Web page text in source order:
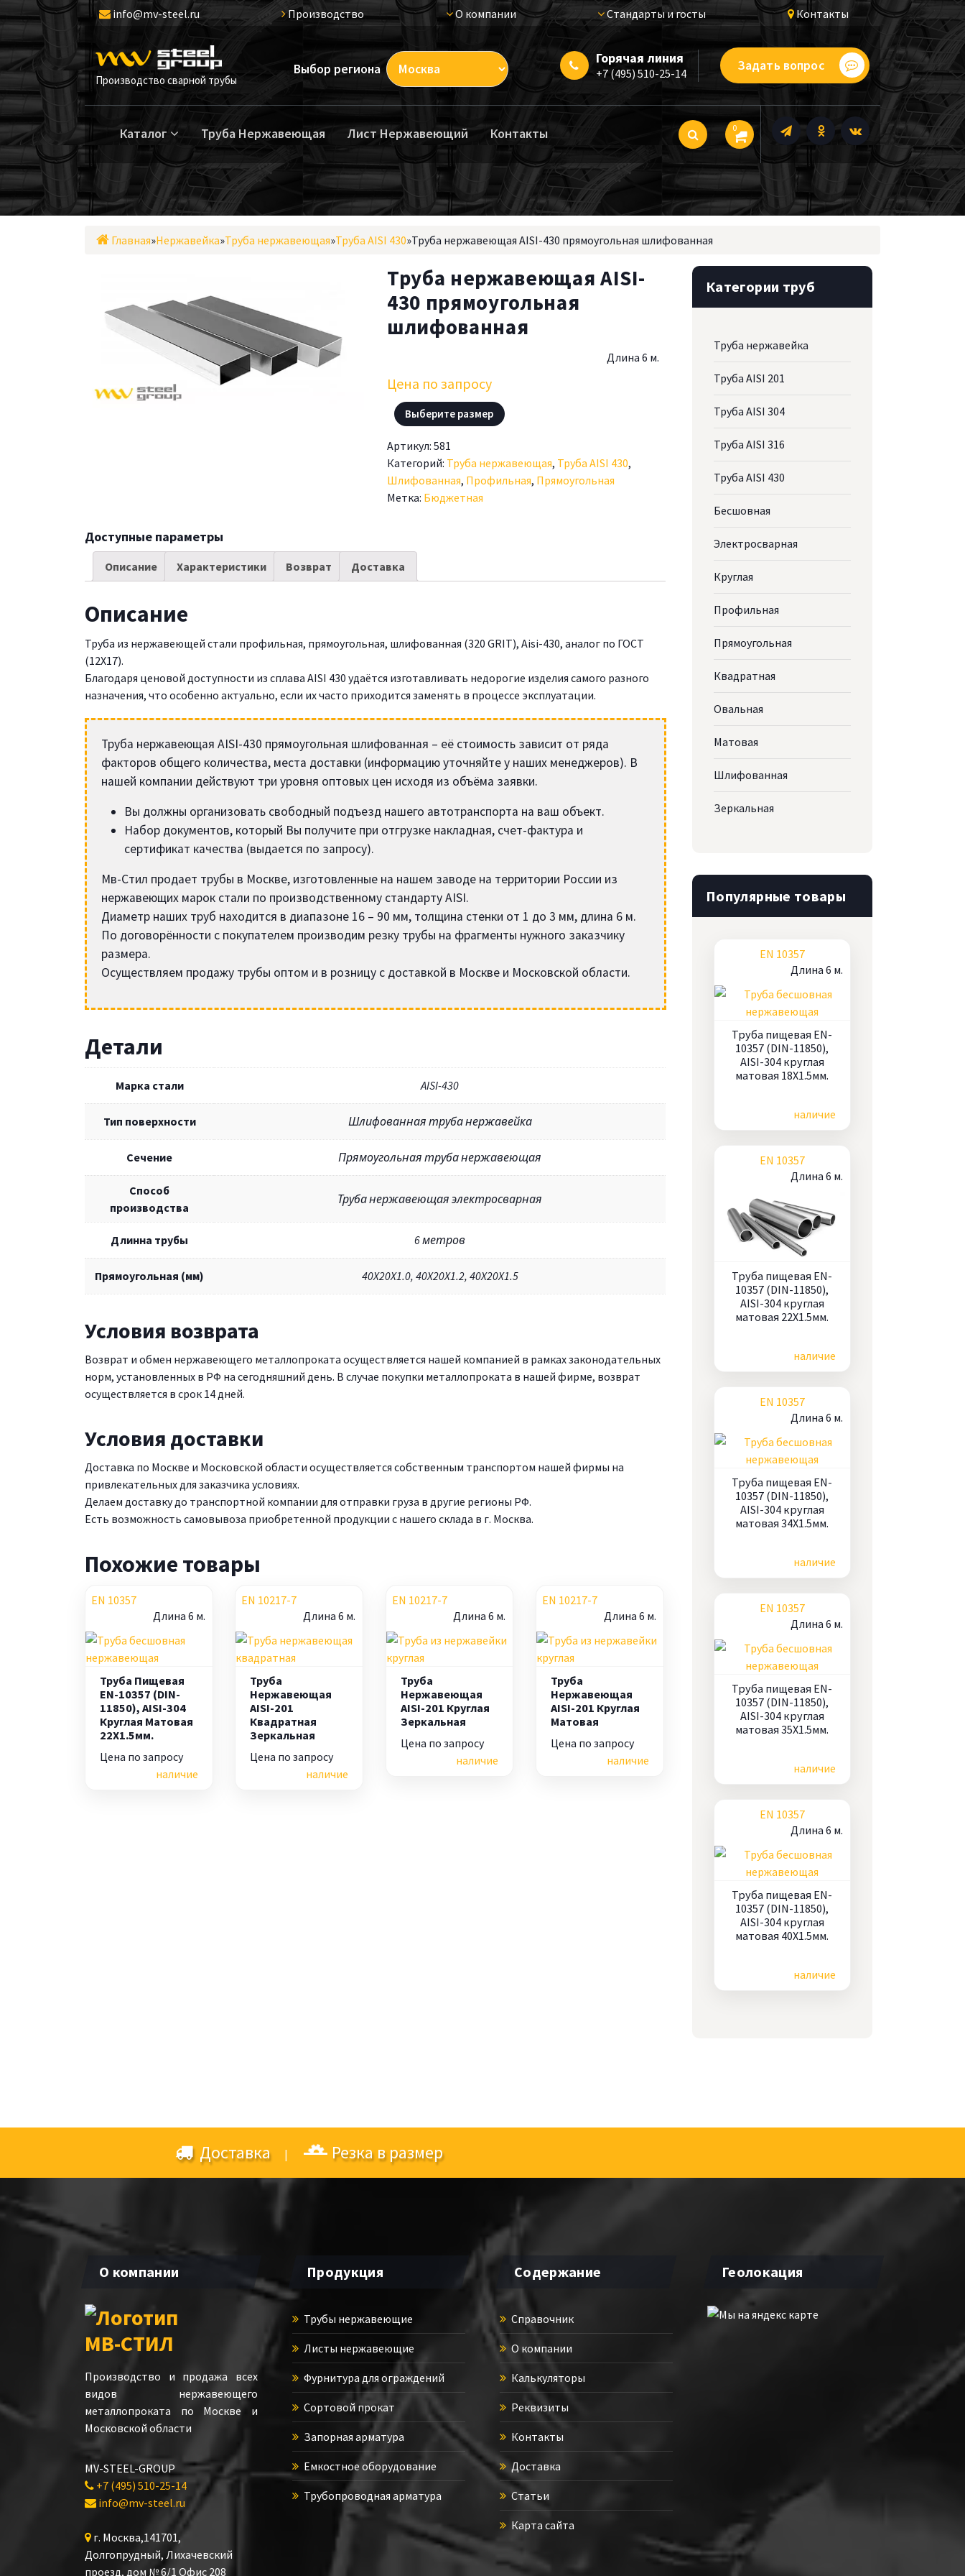
Перейти
к
содержимому
info@mv-steel.ru Производство О компании Стандарты и госты Контакты
Производство сварной трубы
Горячая линия
+7 (495) 510-25-14 Задать вопрос
Выбор региона
Каталог Труба Нержавеющая Лист Нержавеющий Контакты 0
Главная»Нержавейка»Труба нержавеющая»Труба AISI 430»Труба нержавеющая AISI-430 прямоугольная шлифованная
Труба нержавеющая AISI-
430 прямоугольная
шлифованная
Длина 6 м.
Цена по запросу
Выберите размер
Артикул:581
Категорий: Труба нержавеющая, Труба AISI 430,
Шлифованная, Профильная, Прямоугольная
Метка: Бюджетная
Доступные параметры
Описание Характеристики Возврат Доставка
Описание
Труба из нержавеющей стали профильная, прямоугольная, шлифованная (320 GRIT), Aisi-430, аналог по ГОСТ
(12Х17).
Благодаря ценовой доступности из сплава AISI 430 удаётся изготавливать недорогие изделия самого разного
назначения, что особенно актуально, если их часто приходится заменять в процессе эксплуатации.
Труба нержавеющая AISI-430 прямоугольная шлифованная – её стоимость зависит от ряда
факторов общего количества, места доставки (информацию уточняйте у наших менеджеров). В
нашей компании действуют три уровня оптовых цен исходя из объёма заявки.
Вы должны организовать свободный подъезд нашего автотранспорта на ваш объект.
Набор документов, который Вы получите при отгрузке накладная, счет-фактура и
сертификат качества (выдается по запросу).
Мв-Стил продает трубы в Москве, изготовленные на нашем заводе на территории России из
нержавеющих марок стали по производственному стандарту AISI.
Диаметр наших труб находится в диапазоне 16 – 90 мм, толщина стенки от 1 до 3 мм, длина 6 м.
По договорённости с покупателем производим резку трубы на фрагменты нужного заказчику
размера.
Осуществляем продажу трубы оптом и в розницу с доставкой в Москве и Московской области.
Детали
Марка стали AISI-430
Тип поверхности Шлифованная труба нержавейка
Сечение Прямоугольная труба нержавеющая
Способ
производства
Труба нержавеющая электросварная
Длинна трубы 6 метров
Прямоугольная (мм) 40X20X1.0, 40X20X1.2, 40X20X1.5
Условия возврата
Возврат и обмен нержавеющего металлопроката осуществляется нашей компанией в рамках законодательных
норм, установленных в РФ на сегодняшний день. В случае покупки металлопроката в нашей фирме, возврат
осуществляется в срок 14 дней.
Условия доставки
Доставка по Москве и Московской области осуществляется собственным транспортом нашей фирмы на
привлекательных для заказчика условиях.
Делаем доставку до транспортной компании для отправки груза в другие регионы РФ.
Есть возможность самовывоза приобретенной продукции с нашего склада в г. Москва.
Похожие товары
EN 10357
Длина 6 м.
Труба Пищевая
EN-10357 (DIN-
11850), AISI-304
Круглая Матовая
22X1.5мм.
Цена по запросу
наличие
EN 10217-7
Длина 6 м.
Труба
Нержавеющая
AISI-201
Квадратная
Зеркальная
Цена по запросу
наличие
EN 10217-7
Длина 6 м.
Труба
Нержавеющая
AISI-201 Круглая
Зеркальная
Цена по запросу
наличие
EN 10217-7
Длина 6 м.
Труба
Нержавеющая
AISI-201 Круглая
Матовая
Цена по запросу
наличие
Категории труб
Труба нержавейка
Труба AISI 201
Труба AISI 304
Труба AISI 316
Труба AISI 430
Бесшовная
Электросварная
Круглая
Профильная
Прямоугольная
Квадратная
Овальная
Матовая
Шлифованная
Зеркальная
Популярные товары
EN 10357
Длина 6 м.
Труба пищевая EN-
10357 (DIN-11850),
AISI-304 круглая
матовая 18X1.5мм.
наличие
EN 10357
Длина 6 м.
Труба пищевая EN-
10357 (DIN-11850),
AISI-304 круглая
матовая 22X1.5мм.
наличие
EN 10357
Длина 6 м.
Труба пищевая EN-
10357 (DIN-11850),
AISI-304 круглая
матовая 34X1.5мм.
наличие
EN 10357
Длина 6 м.
Труба пищевая EN-
10357 (DIN-11850),
AISI-304 круглая
матовая 35X1.5мм.
наличие
EN 10357
Длина 6 м.
Труба пищевая EN-
10357 (DIN-11850),
AISI-304 круглая
матовая 40X1.5мм.
наличие
Доставка| Резка в размер
О компании
Производство и продажа всех
видов нержавеющего
металлопроката по Москве и
Московской области
MV-STEEL-GROUP
+7 (495) 510-25-14
info@mv-steel.ru
г. Москва,141701,
Долгопрудный, Лихачевский
проезд, дом № 6/1 Офис 208
Продукция
Трубы нержавеющие
Листы нержавеющие
Фурнитура для ограждений
Сортовой прокат
Запорная арматура
Емкостное оборудование
Трубопроводная арматура
Содержание
Справочник
О компании
Калькуляторы
Реквизиты
Контакты
Доставка
Статьи
Карта сайта
Геолокация